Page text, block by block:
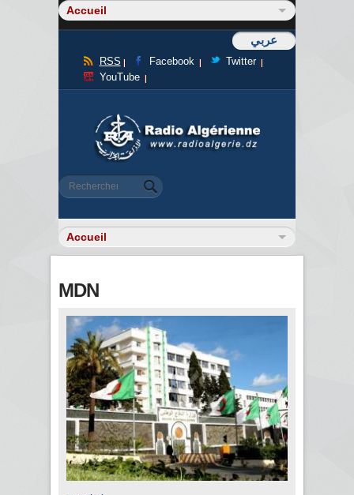
عربي
RSS Facebook
Twitter
YouTube
Formulaire de recherche
Rechercher
MDN